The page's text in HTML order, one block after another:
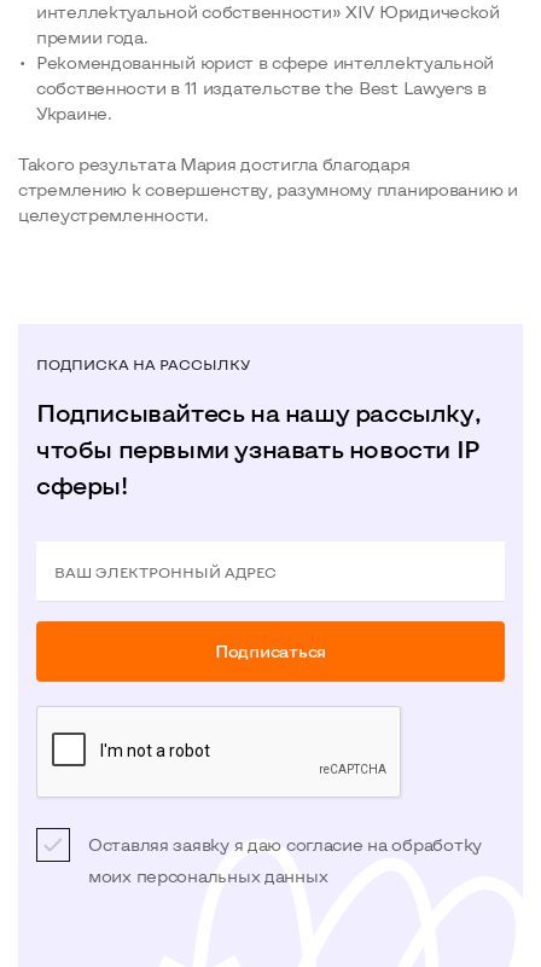
интеллектуальной собственности» XIV Юридической
премии года.
Рекомендованный юрист в сфере интеллектуальной
собственности в 11 издательстве the Best Lawyers в
Украине.
Такого результата Мария достигла благодаря
стремлению к совершенству, разумному планированию и
целеустремленности.
ПОДПИСКА НА РАССЫЛКУ
Подписывайтесь на нашу рассылку,
чтобы первыми узнавать новости IP
сферы!
ВАШ ЭЛЕКТРОННЫЙ АДРЕС
Подписаться
Оставляя заявку я даю согласие на обработку
моих персональных данных